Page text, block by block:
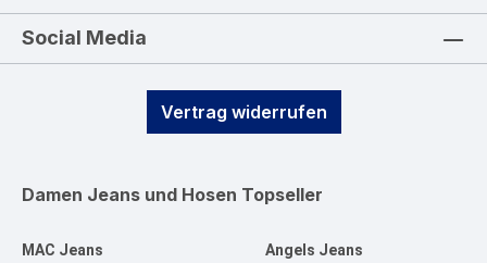
Social Media
Vertrag widerrufen
Damen Jeans und Hosen Topseller
MAC Jeans Angels Jeans